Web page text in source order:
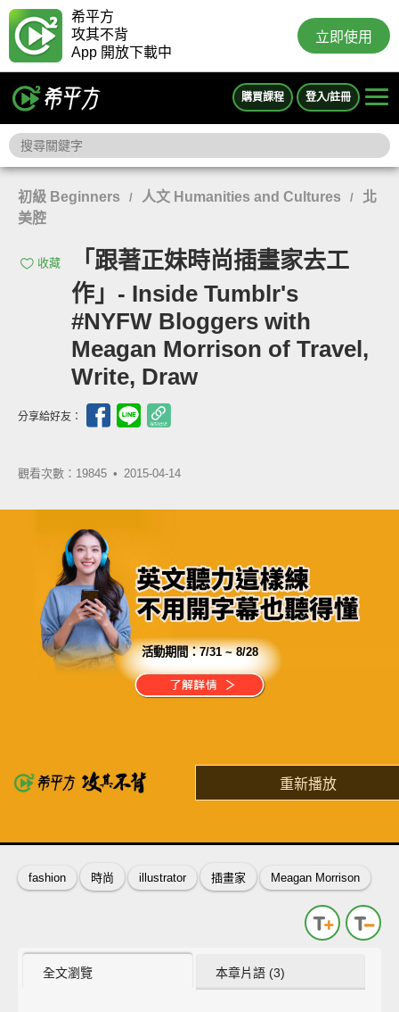
希平方
攻其不背
App 開放下載中
立即使用
購買課程 登入/註冊
初級 Beginners / 人文 Humanities and Cultures /
北
美腔
收藏
「跟著正妹時尚插畫家去工
作」- Inside Tumblr's
#NYFW Bloggers with
Meagan Morrison of Travel,
Write, Draw
分享給好友：
觀看次數：19845 • 2015-04-14
活動期間：7/31 ~ 8/28
重新播放
別再讓英文成為人生中的絆腳石
了解詳情
fashion 時尚 illustrator 插畫家 Meagan Morrison
全文瀏覽 本章片語 (3)